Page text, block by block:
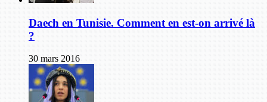
Daech en Tunisie. Comment en est-on arrivé là
?
30 mars 2016